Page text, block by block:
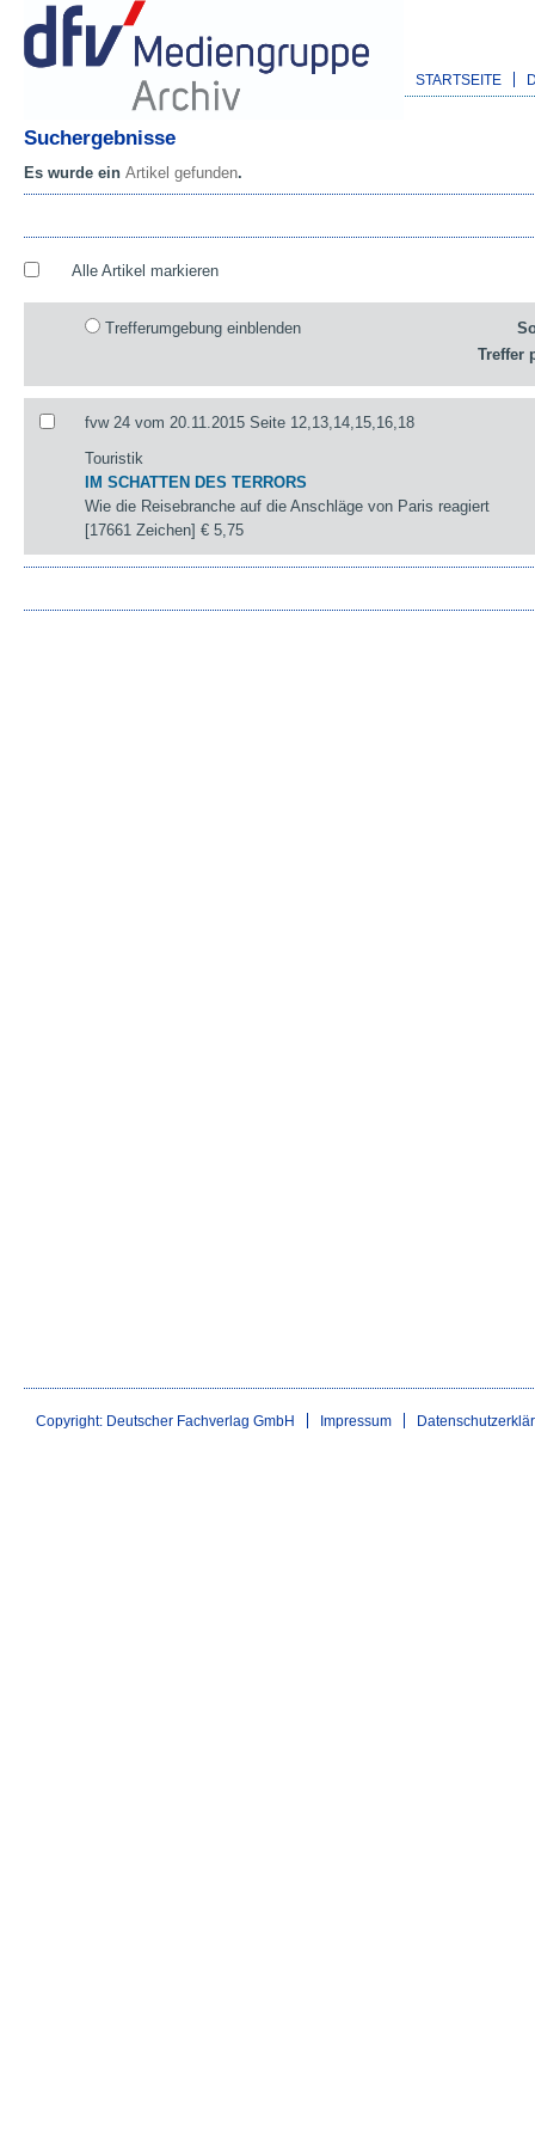
STARTSEITE
Suchergebnisse
Es wurde ein Artikel gefunden.
Alle Artikel markieren
Trefferumgebung einblenden
Treffer
fvw 24 vom 20.11.2015 Seite 12,13,14,15,16,18
Touristik
IM SCHATTEN DES TERRORS
Wie die Reisebranche auf die Anschläge von Paris reagiert
[17661 Zeichen]€ 5,75
Copyright: Deutscher Fachverlag GmbH Impressum